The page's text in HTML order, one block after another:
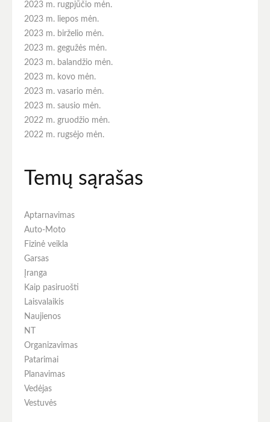
2023 m. rugpjūčio mėn.
2023 m. liepos mėn.
2023 m. birželio mėn.
2023 m. gegužės mėn.
2023 m. balandžio mėn.
2023 m. kovo mėn.
2023 m. vasario mėn.
2023 m. sausio mėn.
2022 m. gruodžio mėn.
2022 m. rugsėjo mėn.
Temų sąrašas
Aptarnavimas
Auto-Moto
Fizinė veikla
Garsas
Įranga
Kaip pasiruošti
Laisvalaikis
Naujienos
NT
Organizavimas
Patarimai
Planavimas
Vedėjas
Vestuvės